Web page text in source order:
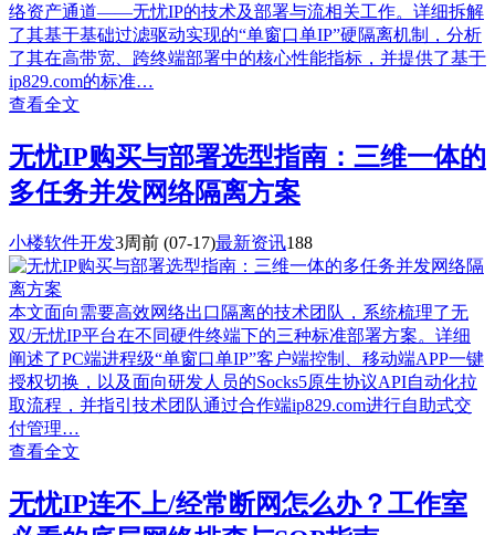
络资产通道——无忧IP的技术及部署与流相关工作。详细拆解
了其基于基础过滤驱动实现的“单窗口单IP”硬隔离机制，分析
了其在高带宽、跨终端部署中的核心性能指标，并提供了基于
ip829.com的标准…
查看全文
无忧IP购买与部署选型指南：三维一体的
多任务并发网络隔离方案
小楼软件开发3周前 (07-17)最新资讯188
本文面向需要高效网络出口隔离的技术团队，系统梳理了无
双/无忧IP平台在不同硬件终端下的三种标准部署方案。详细
阐述了PC端进程级“单窗口单IP”客户端控制、移动端APP一键
授权切换，以及面向研发人员的Socks5原生协议API自动化拉
取流程，并指引技术团队通过合作端ip829.com进行自助式交
付管理…
查看全文
无忧IP连不上/经常断网怎么办？工作室